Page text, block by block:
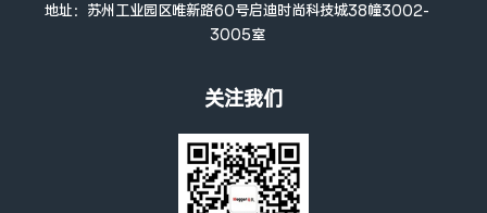
地址：苏州工业园区唯新路60号启迪时尚科技城38幢3002-
3005室
关注我们